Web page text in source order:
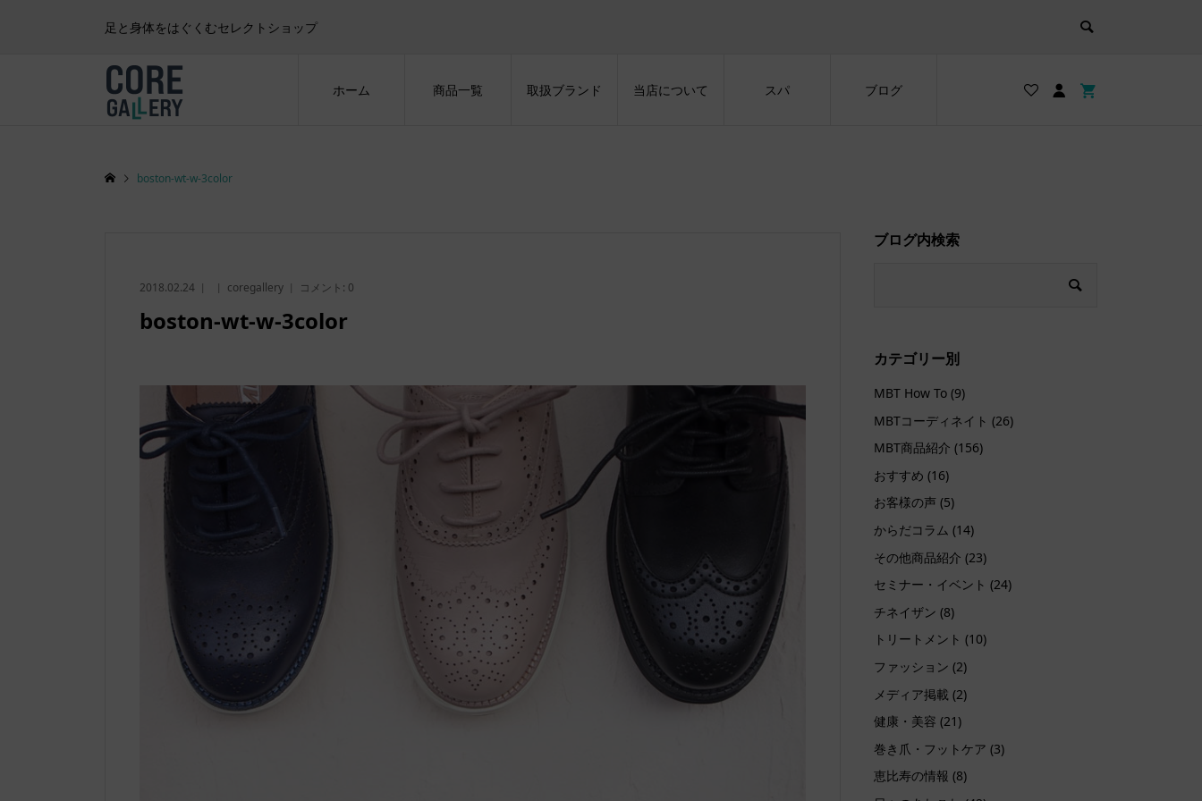
足と身体をはぐくむセレクトショップ
ホーム 商品一覧 取扱ブランド 当店について スパ ブログ
boston-wt-w-3color
2018.02.24 coregallery コメント: 0
boston-wt-w-3color
ブログ内検索
カテゴリー別
MBT How To (9)
MBTコーディネイト (26)
MBT商品紹介 (156)
おすすめ (16)
お客様の声 (5)
からだコラム (14)
その他商品紹介 (23)
セミナー・イベント (24)
チネイザン (8)
トリートメント (10)
ファッション (2)
メディア掲載 (2)
健康・美容 (21)
巻き爪・フットケア (3)
恵比寿の情報 (8)